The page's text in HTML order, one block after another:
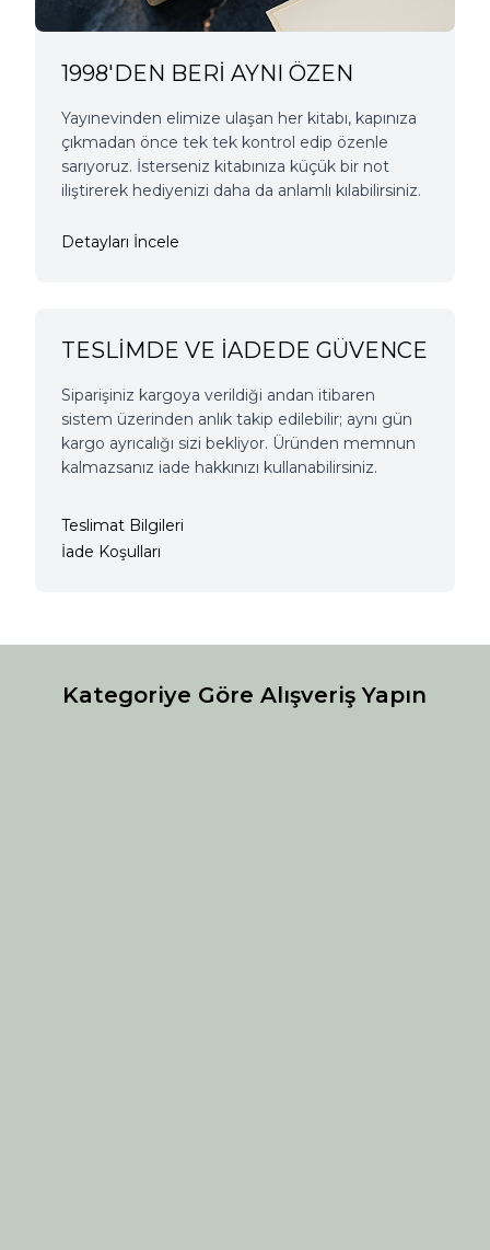
1998'DEN BERİ AYNI ÖZEN
Yayınevinden elimize ulaşan her kitabı, kapınıza
çıkmadan önce tek tek kontrol edip özenle
sarıyoruz. İsterseniz kitabınıza küçük bir not
iliştirerek hediyenizi daha da anlamlı kılabilirsiniz.
Detayları İncele
TESLİMDE VE İADEDE GÜVENCE
Siparişiniz kargoya verildiği andan itibaren
sistem üzerinden anlık takip edilebilir; aynı gün
kargo ayrıcalığı sizi bekliyor. Üründen memnun
kalmazsanız iade hakkınızı kullanabilirsiniz.
Teslimat Bilgileri
İade Koşulları
Kategoriye Göre Alışveriş Yapın